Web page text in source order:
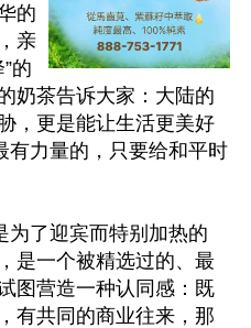
的
亲
的
奶茶告诉大家：大陆的
，更是能让生活更美好
有力量的，只要给和平时
为了迎宾而特别加热的
是一个被精选过的、最
图营造一种认同感：既
有共同的商业往来，那